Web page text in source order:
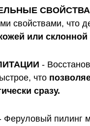
СВОЙСТВА
свойствами, что
или склонной
-
что
сразу.
Феруловый пилинг